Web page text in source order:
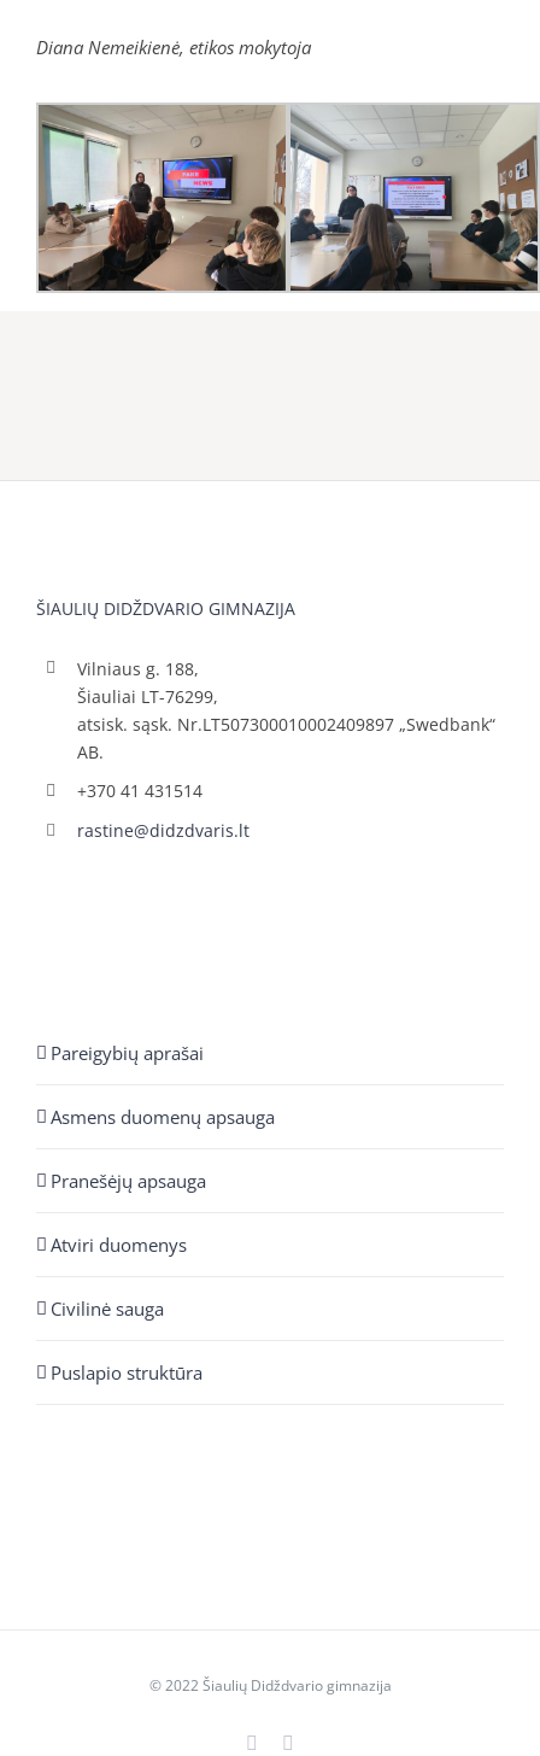
Diana Nemeikienė, etikos mokytoja
ŠIAULIŲ DIDŽDVARIO GIMNAZIJA
Vilniaus g. 188,
Šiauliai LT-76299,
atsisk. sąsk. Nr.LT507300010002409897 „Swedbank“
AB.
+370 41 431514
rastine@didzdvaris.lt
Pareigybių aprašai
Asmens duomenų apsauga
Pranešėjų apsauga
Atviri duomenys
Civilinė sauga
Puslapio struktūra
© 2022 Šiaulių Didždvario gimnazija
Facebook